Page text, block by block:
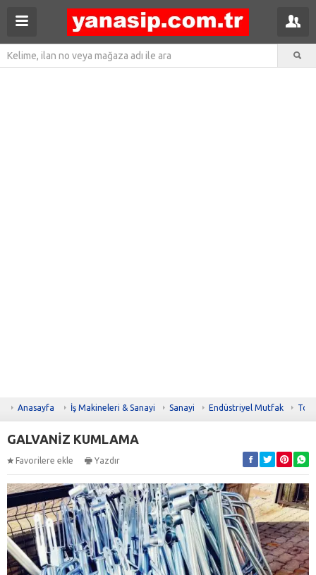
Anasayfa İş Makineleri & Sanayi Sanayi Endüstriyel Mutfak
GALVANİZ KUMLAMA
Favorilere ekle Yazdır